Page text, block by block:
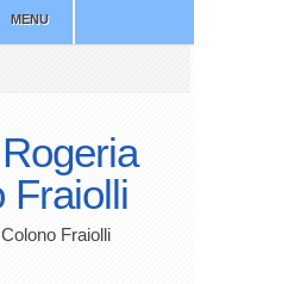
MENU
Fraiolli
Fraiolli